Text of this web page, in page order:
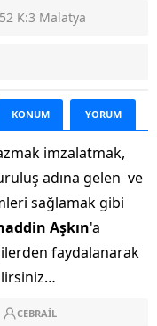
K:3 Malatya
KONUM YORUM
imzalatmak,
adına gelen ve
sağlamak gibi
Aşkın'a
faydalanarak
CEBRAIL